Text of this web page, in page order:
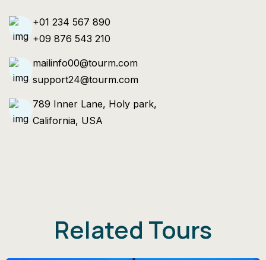
+01 234 567 890
+09 876 543 210
mailinfo00@tourm.com
support24@tourm.com
789 Inner Lane, Holy park,
California, USA
Related Tours